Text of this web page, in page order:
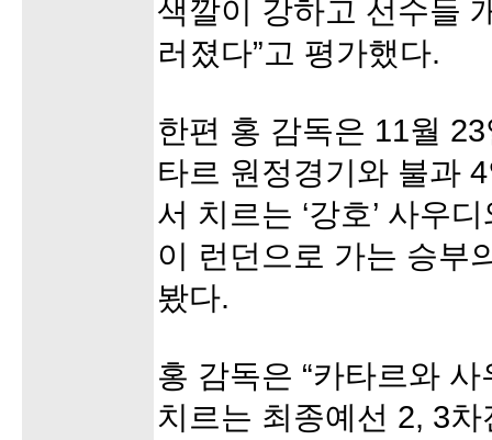
색깔이 강하고 선수들
러졌다”고 평가했다.
한편 홍 감독은 11월
타르 원정경기와 불과
서 치르는 ‘강호’ 사우
이 런던으로 가는 승부
봤다.
홍 감독은 “카타르와
치르는 최종예선 2, 3